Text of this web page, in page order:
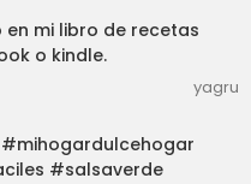
mi libro de recetas
o kindle.
yagru
#mihogardulcehogar
#salsaverde